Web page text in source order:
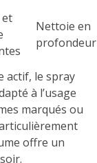
et
Nettoie en
profondeur
actif, le spray
à l’usage
marqués ou
offre un